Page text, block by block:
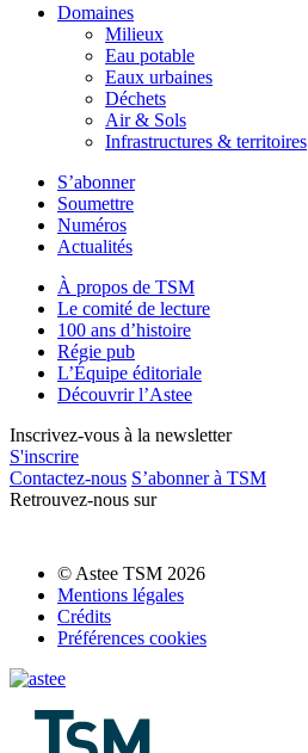
Domaines
Milieux
Eau potable
Eaux urbaines
Déchets
Air & Sols
Infrastructures & territoires
S’abonner
Soumettre
Numéros
Actualités
À propos de TSM
Le comité de lecture
100 ans d’histoire
Régie pub
L’Équipe éditoriale
Découvrir l’Astee
Inscrivez-vous à la newsletter
S'inscrire
Contactez-nous S’abonner à TSM
Retrouvez-nous sur
© Astee TSM 2026
Mentions légales
Crédits
Préférences cookies